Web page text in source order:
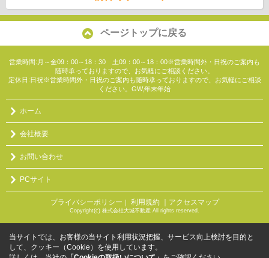
ページトップに戻る
営業時間:月～金09：00～18：30 土09：00～18：00※営業時間外・日祝のご案内も
随時承っておりますので、お気軽にご相談ください。
定休日:日祝※営業時間外・日祝のご案内も随時承っておりますので、お気軽にご相談
ください。GW,年末年始
ホーム
会社概要
お問い合わせ
PCサイト
プライバシーポリシー ｜ 利用規約 ｜アクセスマップ
Copyright(c) 株式会社大城不動産 All rights reserved.
当サイトでは、お客様の当サイト利用状況把握、サービス向上検討を目的と
して、クッキー（Cookie）を使用しています。